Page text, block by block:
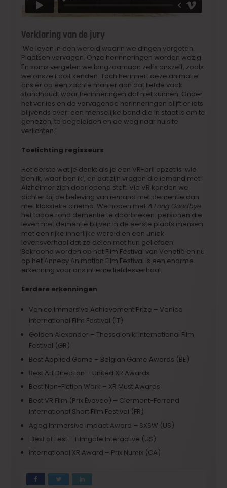
Verklaring van de jury
‘We leven in een wereld waarin we dingen vergeten.
Plaatsen vervagen. Onze herinneringen worden wazig.
En soms vergeten we langzaamaan zelfs onszelf, zoals
we onszelf ooit kenden. Toch herinnert deze animatie
ons er op een zachte manier aan dat liefde vaak
standhoudt waar herinneringen dat niet kunnen. Onder
het verlies en de vervagende herinneringen blijft er iets
blijvends over: een menselijke band die in staat is om te
genezen, te begeleiden en de weg naar huis te
verlichten.’
Toelichting regisseurs
Het eerste wat je denkt als je een VR-bril opzet is ‘wie
ben ik, waar ben ik’, en dat zijn vragen die iemand met
Alzheimer zich doorlopend stelt. Via VR konden we
dichter bij de beleving van iemand met dementie dan
met klassieke cinema. We hopen met A Long Goodbye
het taboe rond dementie te doorbreken: personen die
leven met dementie blijven in de eerste plaats mensen
met een rijke innerlijke wereld en een uniek
levensverhaal dat ze delen met hun geliefden.
Bekroond worden op het Film Festival van Venetië en nu
op het Annecy Animation Film Festival is een enorme
erkenning voor ons intieme liefdesverhaal.
Eerdere erkenningen
Venice Immersive Achievement Prize – Venice
International Film Festival (IT)
Golden Alexander – Thessaloniki International Film
Festival (GR)
Best Applied Game – Belgian Game Awards (BE)
Best Art Direction – United XR Awards
Best Non-Fiction Work – XR Must Awards
Best VR Film (Prix Évaveo) – Clermont-Ferrand
International Short Film Festival (FR)
Agog Immersive Impact Award – SXSW (US)
Best of Fest – Filmgate Interactive (US)
International XR Award – Prix Numix (CA)